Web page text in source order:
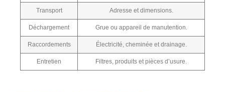
Transport Adresse et dimensions.
Déchargement Grue ou appareil de manutention.
Raccordements Électricité, cheminée et drainage.
Entretien Filtres, produits et pièces d’usure.